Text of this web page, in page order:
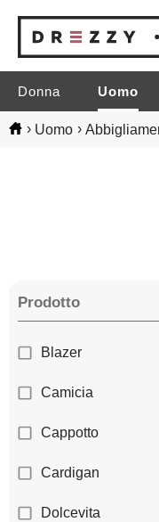
Donna Uomo
› Uomo ›
Prodotto
Blazer
Camicia
Cappotto
Cardigan
Dolcevita